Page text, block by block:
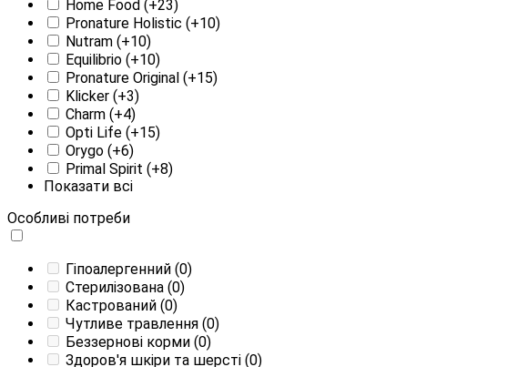
Home Food (+23)
Pronature Holistic (+10)
Nutram (+10)
Equilibrio (+10)
Pronature Original (+15)
Klicker (+3)
Charm (+4)
Opti Life (+15)
Orygo (+6)
Primal Spirit (+8)
Показати всі
Особливі потреби
Гіпоалергенний (0)
Стерилізована (0)
Кастрований (0)
Чутливе травлення (0)
Беззернові корми (0)
Здоров'я шкіри та шерсті (0)